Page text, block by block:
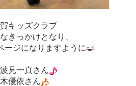
キッズクラブ
きっかけとなり、
ージになりますように
見一真さん
優依さん